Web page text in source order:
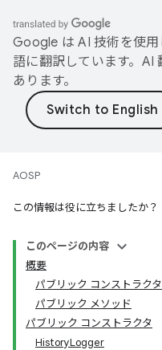
Google は AI 技術を使
語に翻訳しています。AI
あります。
AOSP
この情報は役に立ちましたか？
このページの内容
概要
パブリック コンストラクタ
パブリック メソッド
パブリック コンストラクタ
HistoryLogger